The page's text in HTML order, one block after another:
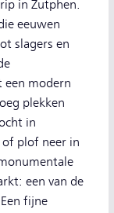
in Zutphen.
eeuwen
slagers en
een modern
plekken
in
of plof neer in
een van de
fijne